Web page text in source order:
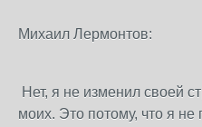
Михаил Лермонтов:
Нет, я не изменил своей
моих. Это потому, что я